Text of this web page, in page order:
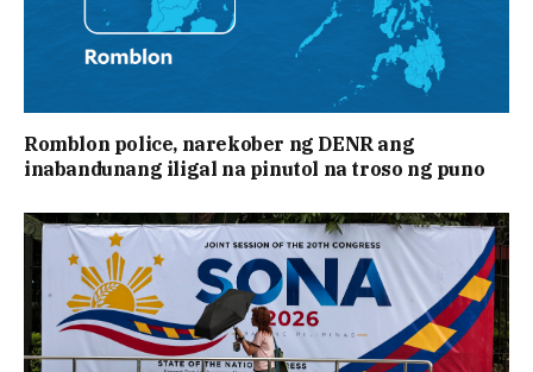
Romblon police, narekober ng DENR ang
inabandunang iligal na pinutol na troso ng puno